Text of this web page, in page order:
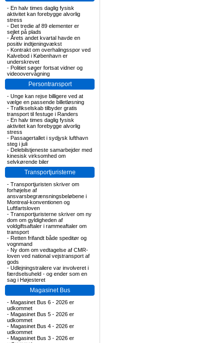
- En halv times daglig fysisk
aktivitet kan forebygge alvorlig
stress
- Det tredie af 89 elementer er
sejlet på plads
- Årets andet kvartal havde en
positiv indtjeningvækst
- Kontrakt om overhalingsspor ved
Kalvebod i København er
underskrevet
- Politiet søger fortsat vidner og
videoovervågning
Persontransport
- Unge kan rejse billigere ved at
vælge en passende billetløsning
- Trafikselskab tilbyder gratis
transport til festuge i Randers
- En halv times daglig fysisk
aktivitet kan forebygge alvorlig
stress
- Passagertallet i sydjysk lufthavn
steg i juli
- Delebilstjeneste samarbejder med
kinesisk virksomhed om
selvkørende biler
Transportjuristerne
- Transportjuristen skriver om
forhøjelse af
ansvarsbegrænsningsbeløbene i
Montreal-konventionen og
Luftfartsloven
- Transportjuristerne skriver om ny
dom om gyldigheden af
voldgiftsaftaler i rammeaftaler om
transport
- Retten frifandt både speditør og
vognmand
- Ny dom om vedtagelse af CMR-
loven ved national vejstransport af
gods
- Udlejningstrailere var involveret i
færdselsuheld - og ender som en
sag i Højesteret
Magasinet Bus
- Magasinet Bus 6 - 2026 er
udkommet
- Magasinet Bus 5 - 2026 er
udkommet
- Magasinet Bus 4 - 2026 er
udkommet
- Magasinet Bus 3 - 2026 er